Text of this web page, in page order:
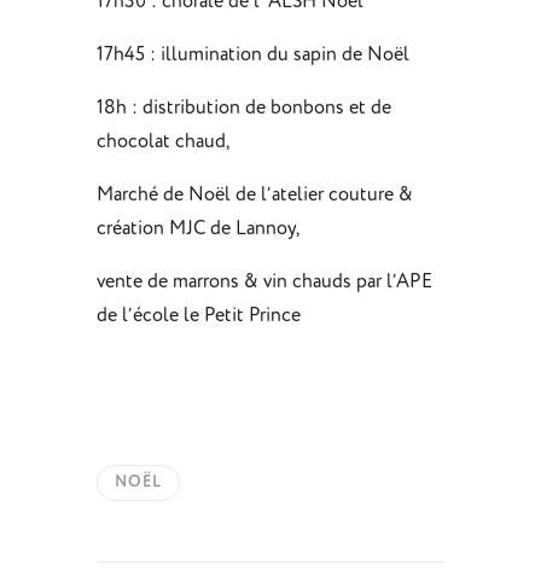
17h45 : illumination du sapin de Noël
18h : distribution de bonbons et de
chocolat chaud,
Marché de Noël de l’atelier couture &
création MJC de Lannoy,
vente de marrons & vin chauds par l’APE
de l’école le Petit Prince
NOËL